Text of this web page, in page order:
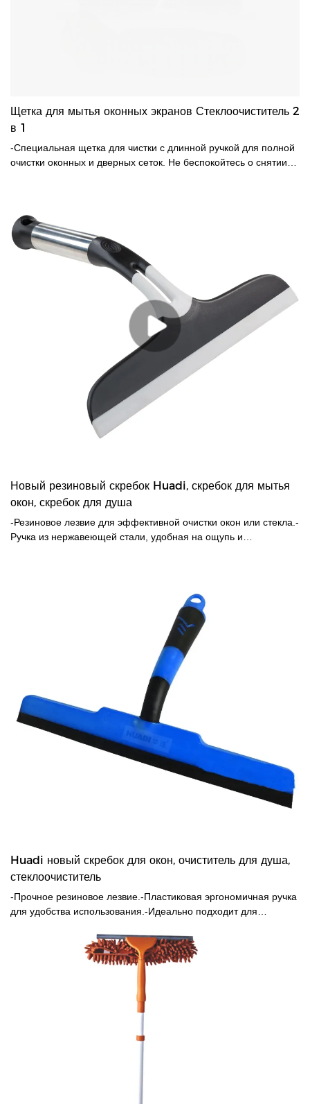
Щетка для мытья оконных экранов Стеклоочиститель 2
в 1
-Специальная щетка для чистки с длинной ручкой для полной
очистки оконных и дверных сеток. Не беспокойтесь о снятии
тополя и других пылевых частиц вы можете использовать
щетку для чистки экрана, чтобы быстро собрать их. При
смачивании только водой она удалит большую часть грязи и
пыли, которые немного застряли. -Для всех видов оконных
сеток. -Благодаря кнопке включения универсального шарнира
он работает снаружи стекла.
Новый резиновый скребок Huadi, скребок для мытья
окон, скребок для душа
-Резиновое лезвие для эффективной очистки окон или стекла.-
Ручка из нержавеющей стали, удобная на ощупь и
Huadi новый скребок для окон, очиститель для душа,
стеклоочиститель
-Прочное резиновое лезвие.-Пластиковая эргономичная ручка
для удобства использования.-Идеально подходит для
подходит для любого окна сеялки для ванной комнаты и так